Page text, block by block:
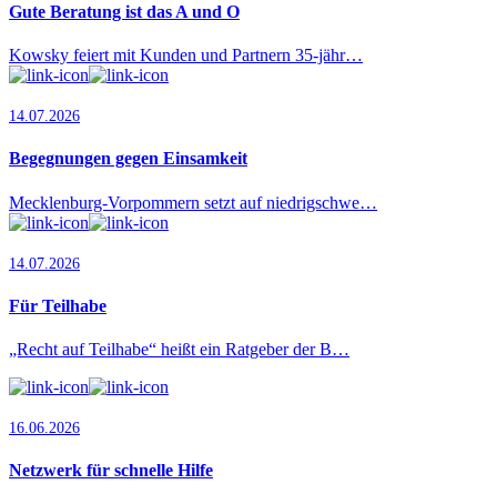
Gute Beratung ist das A und O
Kowsky feiert mit Kunden und Partnern 35-jähr…
14.07.2026
Begegnungen gegen Einsamkeit
Mecklenburg-Vorpommern setzt auf niedrigschwe…
14.07.2026
Für Teilhabe
„Recht auf Teilhabe“ heißt ein Ratgeber der B…
16.06.2026
Netzwerk für schnelle Hilfe